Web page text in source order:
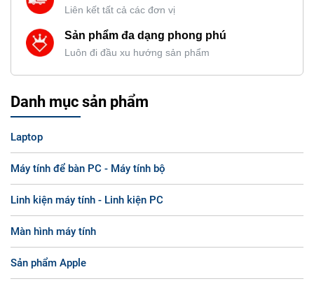
Liên kết tất cả các đơn vị
Sản phẩm đa dạng phong phú
Luôn đi đầu xu hướng sản phẩm
Danh mục sản phẩm
Laptop
Máy tính để bàn PC - Máy tính bộ
Linh kiện máy tính - Linh kiện PC
Màn hình máy tính
Sản phẩm Apple